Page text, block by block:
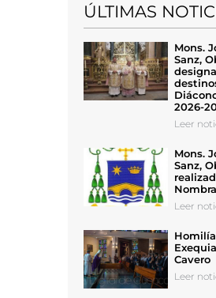
ÚLTIMAS
Mons.
Sanz,
2026-
Leer
Mons.
Sanz,
Leer
Cavero
Leer